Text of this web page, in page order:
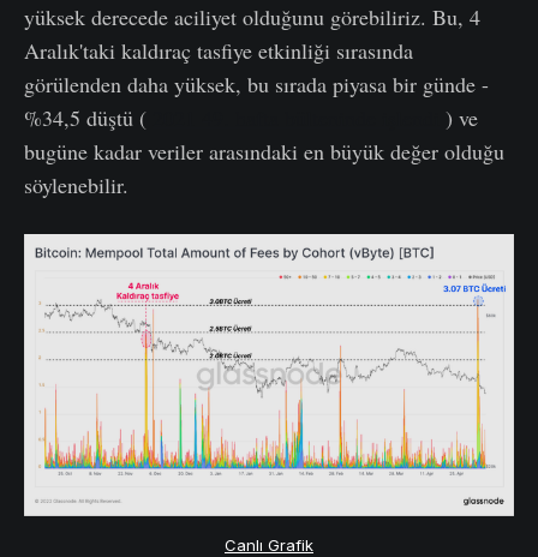
yüksek derecede aciliyet olduğunu görebiliriz. Bu, 4
Aralık'taki kaldıraç tasfiye etkinliği sırasında
görülenden daha yüksek, bu sırada piyasa bir günde -
%34,5 düştü (
) ve
bugüne kadar veriler arasındaki en büyük değer olduğu
söylenebilir.
Canlı Grafik